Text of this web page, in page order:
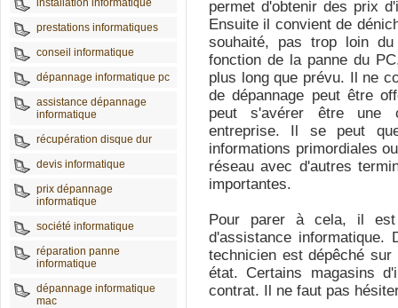
installation informatique
prestations informatiques
conseil informatique
dépannage informatique pc
assistance dépannage
informatique
récupération disque dur
devis informatique
prix dépannage
informatique
société informatique
réparation panne
informatique
dépannage informatique
mac
permet d'obtenir des prix
Ensuite il convient de
souhaité, pas trop loin
fonction de la panne du
plus long que prévu. Il ne
de dépannage peut être
peut s'avérer être une
entreprise. Il se peut
informations primordiales
réseau avec d'autres
importantes.
Pour parer à cela, il est
d'assistance informatique.
technicien est dépêché
état. Certains magasins
contrat. Il ne faut pas